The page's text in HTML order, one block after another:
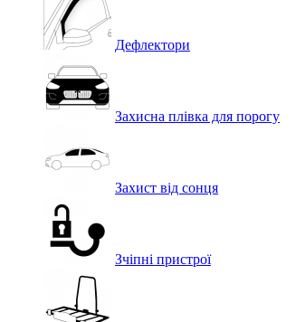
Дефлектори
Захисна плівка для порогу
Захист від сонця
Зчіпні пристрої